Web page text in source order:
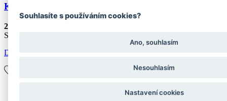
Kartonová krabice 3VL 580x380x390mm - použitá
21,78 Kč
Skladem
Detail
Souhlasíte s používáním cookies?
Ano, souhlasím
Nesouhlasím
Nastavení cookies